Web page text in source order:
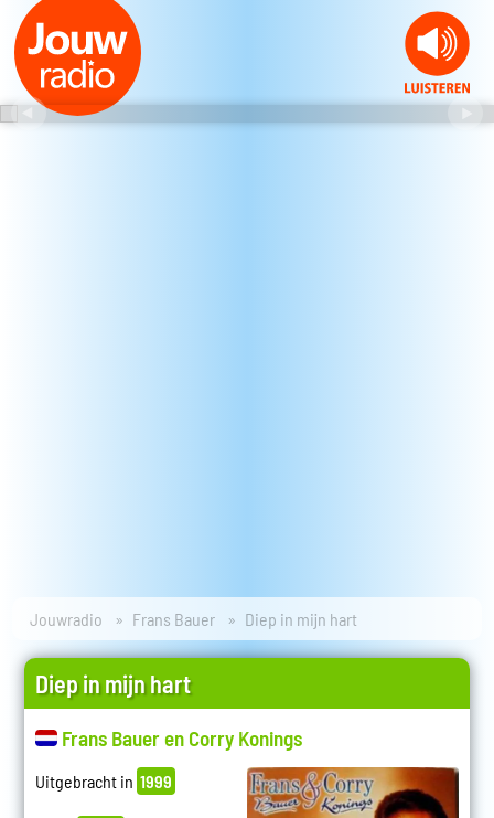
Jouwradio Frans Bauer Diep in mijn hart
Diep in mijn hart
Frans Bauer en Corry Konings
Uitgebracht in 1999